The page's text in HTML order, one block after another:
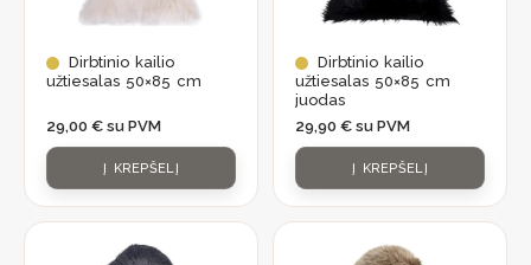
Dirbtinio kailio
užtiesalas 50×85 cm
29,00 € su PVM
Į KREPŠELĮ
Dirbtinio kailio
užtiesalas 50×85 cm
juodas
29,90 € su PVM
Į KREPŠELĮ